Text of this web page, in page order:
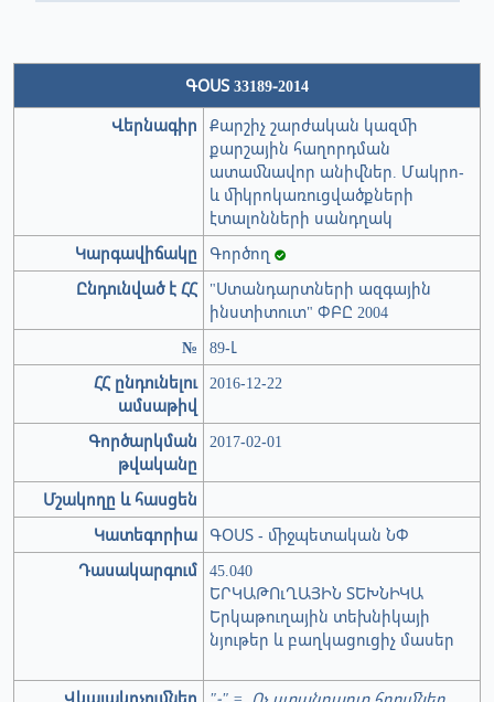
ԳՕՍՏ 33189-2014
Վերնագիր
Քարշիչ շարժական կազմի
քարշային հաղորդման
ատամնավոր անիվներ. Մակրո-
և միկրոկառուցվածքների
էտալոնների սանդղակ
Կարգավիճակը
Գործող
Ընդունված է ՀՀ
"Ստանդարտների ազգային
ինստիտուտ" ՓԲԸ 2004
№
89-Լ
ՀՀ ընդունելու
ամսաթիվ
2016-12-22
Գործարկման
թվականը
2017-02-01
Մշակողը և հասցեն
Կատեգորիա
ԳՕՍՏ - միջպետական ՆՓ
Դասակարգում 45.040
ԵՐԿԱԹՈւՂԱՅԻՆ ՏԵԽՆԻԿԱ
Երկաթուղային տեխնիկայի
նյութեր և բաղկացուցիչ մասեր